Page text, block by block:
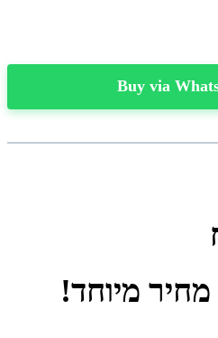
Buy via
מחיר מיוחד!